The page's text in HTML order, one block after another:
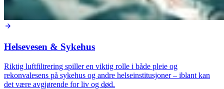
Helsevesen & Sykehus
Riktig luftfiltrering spiller en viktig rolle i både pleie og
rekonvalesens på sykehus og andre helseinstitusjoner – iblant kan
det være avgjørende for liv og død.